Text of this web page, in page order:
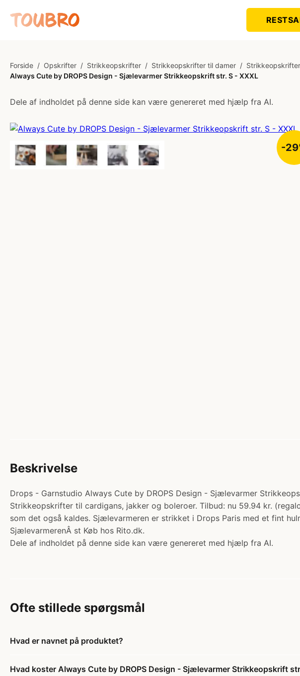
Forside / Opskrifter / Strikkeopskrifter / Strikkeopskrifter til damer /
Always Cute by DROPS Design - Sjælevarmer Strikkeopskrift str. S - XXXL
Dele af indholdet på denne side kan være genereret med hjælp fra AI.
-
Beskrivelse
Drops - Garnstudio Always Cute by DROPS Design - Sjælevarmer
Strikkeopskrifter til cardigans, jakker og boleroer. Tilbud: nu 59.94 kr.
som det også kaldes. Sjælevarmeren er strikket i Drops Paris med et fint
SjælevarmerenÂ st Køb hos Rito.dk.
Dele af indholdet på denne side kan være genereret med hjælp fra AI.
Ofte stillede spørgsmål
Hvad er navnet på produktet?
Hvad koster Always Cute by DROPS Design - Sjælevarmer Strikkeopskrift